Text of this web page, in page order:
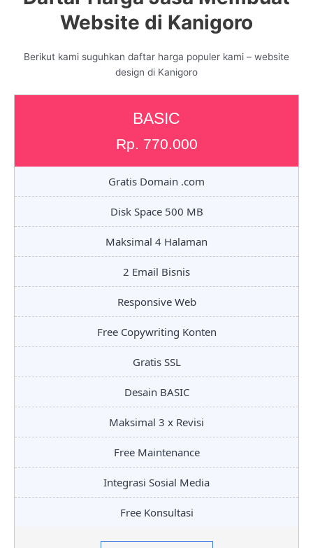
Website di Kanigoro
Berikut kami suguhkan daftar harga populer kami – website
design di Kanigoro
BASIC
Rp. 770.000
Gratis Domain .com
Disk Space 500 MB
Maksimal 4 Halaman
2 Email Bisnis
Responsive Web
Free Copywriting Konten
Gratis SSL
Desain BASIC
Maksimal 3 x Revisi
Free Maintenance
Integrasi Sosial Media
Free Konsultasi